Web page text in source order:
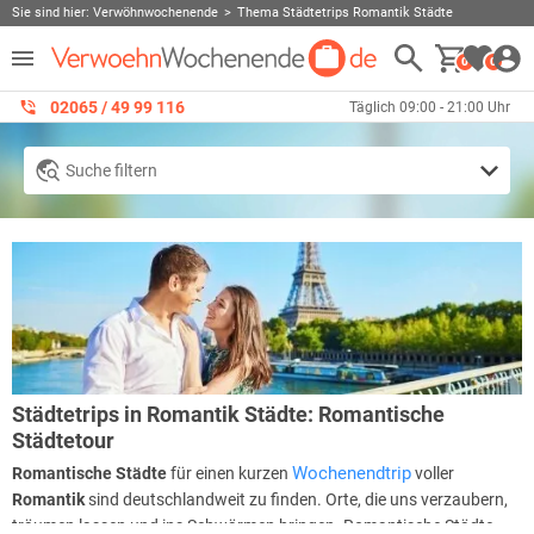
Sie sind hier: Verwöhnwochenende Thema Städtetrips Romantik Städte
0 0
02065 / 49 ‌99 116 Täglich 09:00 - 21:00 Uhr
Suche filtern
Städtetrips in Romantik Städte: Romantische
Städtetour
Romantische Städtefür einen kurzen Wochenendtripvoller
Romantiksind deutschlandweit zu finden. Orte, die uns verzaubern,
träumen lassen und ins Schwärmen bringen. Romantische Städte